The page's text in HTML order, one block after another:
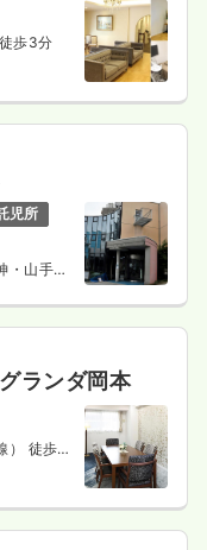
一時募集休止
歩3分
児所
・山手
ランダ岡本
） 徒歩